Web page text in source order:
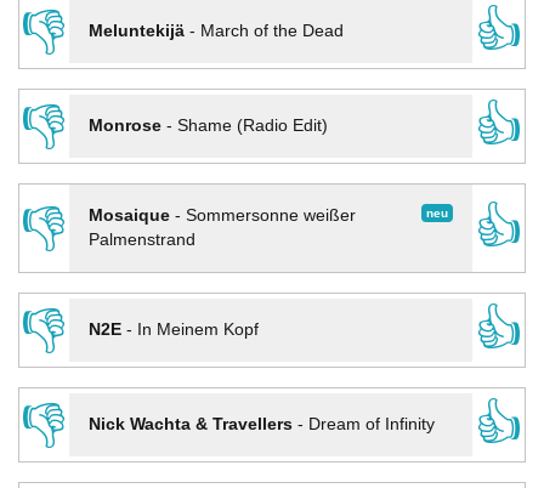
👎
Meluntekijä- March of the Dead
👍
👎
Monrose- Shame (Radio Edit)
👍
👎
neu
Mosaique- Sommersonne weißer
Palmenstrand
👍
👎
N2E- In Meinem Kopf
👍
👎
Nick Wachta & Travellers- Dream of Infinity
👍